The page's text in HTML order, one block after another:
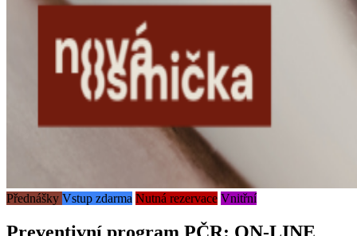
Přednášky Vstup zdarma Nutná rezervace Vnitřní